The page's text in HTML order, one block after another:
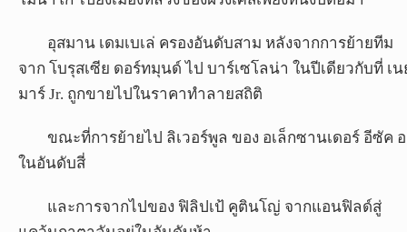
อุสมาน เดมเบเล่ ครองอันดับสาม หลังจากการย้ายทีม
จาก โบรุสเซีย ดอร์ทมุนด์ ไป บาร์เซโลน่า ในปีเดียวกับที่ เน
มาร์ Jr. ถูกขายไปในราคาทำลายสถิติ
ขณะที่การย้ายไป ลิเวอร์พูล ของ อเล็กซานเดอร์ อีซัค
ในอันดับสี่
และการจากไปของ ฟิลิปเป้ คูตินโญ่ จากแอนฟิลด์สู่